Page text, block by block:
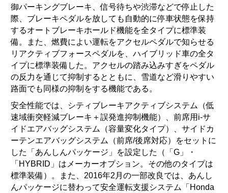
御パーキングブレーキ、信号待ちや渋滞などで停止した
際、ブレーキペダルを放しても自動的に停車状態を保持
するオートブレーキホールド機能を全タイプに標準装
備。また、燃費によい運転をアクセルペダルで知らせる
リアクティブフォースペダルを、ハイブリッド車の全タ
イプに標準装備した。アクセルの踏み込みすぎをペダル
の反力を通じて抑制するとともに、雪道など滑りやすい
路面でも同様の抑制をする機能である。
安全性能では、シティブレーキアクティブシステム（低
速域衝突軽減ブレーキ＋誤発進抑制機能）、前席用i-サ
イドエアバッグシステム（容量変化タイプ）、サイドカ
ーテンエアバッグシステム（前席/後席対応）をセットに
した「あんしんパッケージ」を設定した（「G」・
「HYBRID」はメーカーオプション。その他のタイプは
標準装備）。また、2016年2月の一部改良では、あんし
んパッケージに替わって安全運転支援システム「Honda